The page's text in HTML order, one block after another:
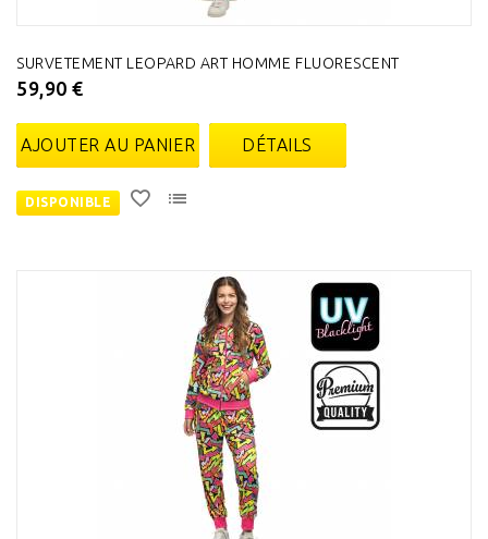
SURVETEMENT LEOPARD ART HOMME FLUORESCENT
59,90 €
AJOUTER AU PANIER DÉTAILS
DISPONIBLE